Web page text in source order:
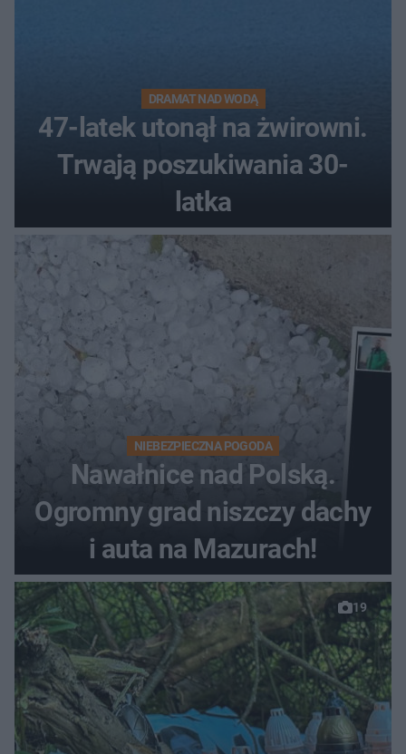
DRAMAT NAD WODĄ
47-latek utonął na żwirowni.
Trwają poszukiwania 30-
latka
NIEBEZPIECZNA POGODA
Nawałnice nad Polską.
Ogromny grad niszczy dachy
i auta na Mazurach!
19